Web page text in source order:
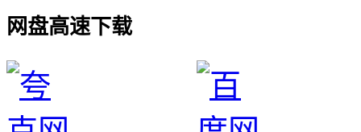
网盘高速下载